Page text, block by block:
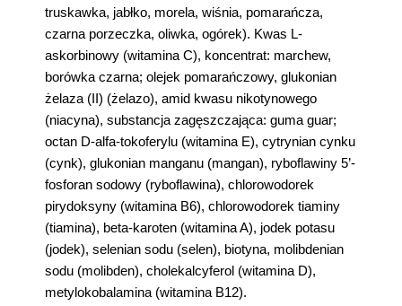
truskawka, jabłko, morela, wiśnia, pomarańcza,
czarna porzeczka, oliwka, ogórek). Kwas L-
askorbinowy (witamina C), koncentrat: marchew,
borówka czarna; olejek pomarańczowy, glukonian
żelaza (II) (żelazo), amid kwasu nikotynowego
(niacyna), substancja zagęszczająca: guma guar;
octan D-alfa-tokoferylu (witamina E), cytrynian cynku
(cynk), glukonian manganu (mangan), ryboflawiny 5’-
fosforan sodowy (ryboflawina), chlorowodorek
pirydoksyny (witamina B6), chlorowodorek tiaminy
(tiamina), beta-karoten (witamina A), jodek potasu
(jodek), selenian sodu (selen), biotyna, molibdenian
sodu (molibden), cholekalcyferol (witamina D),
metylokobalamina (witamina B12).